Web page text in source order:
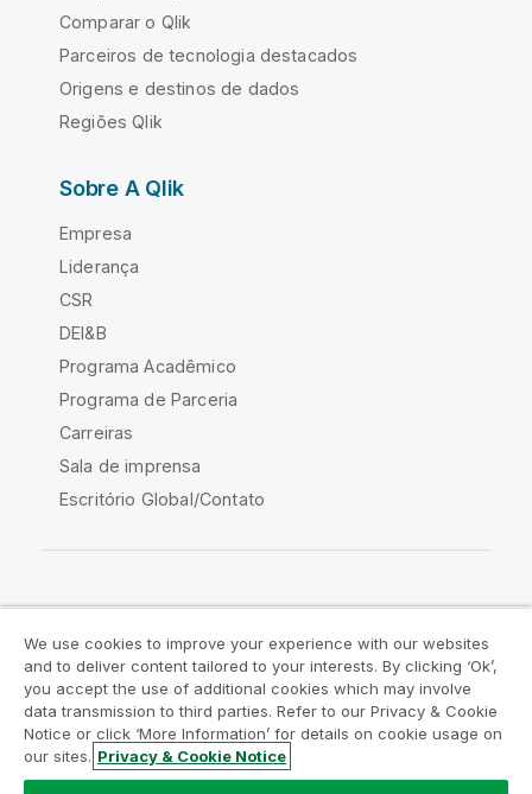
Comparar o Qlik
Parceiros de tecnologia destacados
Origens e destinos de dados
Regiões Qlik
Sobre A Qlik
Empresa
Liderança
CSR
DEI&B
Programa Acadêmico
Programa de Parceria
Carreiras
Sala de imprensa
Escritório Global/Contato
Acordos legais
Termos do produto
Legal Policies
Políticas Legais
Termos de uso
Marcas comerciais
Do Not Share My Info
We use cookies to improve your experience with our websites
and to deliver content tailored to your interests. By clicking ‘Ok’,
you accept the use of additional cookies which may involve
data transmission to third parties. Refer to our Privacy & Cookie
Notice or click ‘More Information’ for details on cookie usage on
our sites. Privacy & Cookie Notice